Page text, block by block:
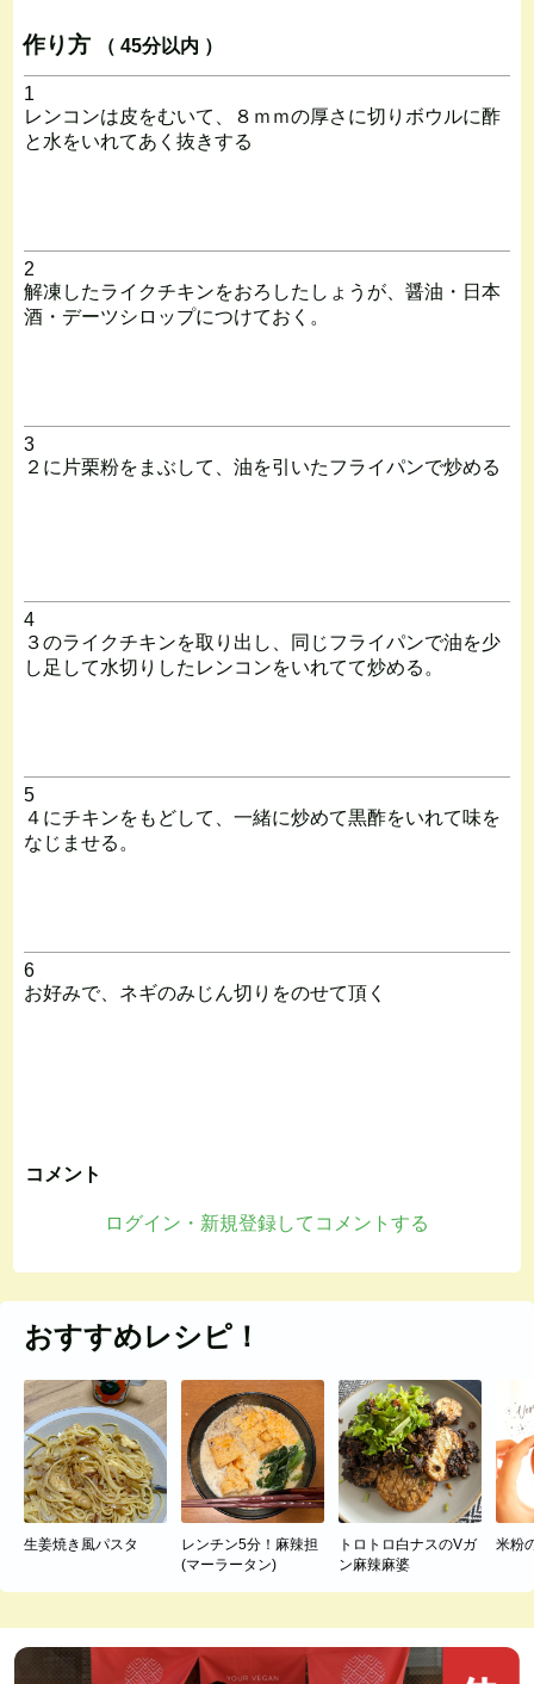
作り方 （ 45分以内 ）
1
レンコンは皮をむいて、８ｍｍの厚さに切りボウルに酢
と水をいれてあく抜きする
2
解凍したライクチキンをおろしたしょうが、醤油・日本
酒・デーツシロップにつけておく。
3
２に片栗粉をまぶして、油を引いたフライパンで炒める
4
３のライクチキンを取り出し、同じフライパンで油を少
し足して水切りしたレンコンをいれてて炒める。
5
４にチキンをもどして、一緒に炒めて黒酢をいれて味を
なじませる。
6
お好みで、ネギのみじん切りをのせて頂く
コメント
ログイン・新規登録してコメントする
おすすめレシピ！
生姜焼き風パスタ
レンチン5分！麻辣担
(マーラータン)
トロトロ白ナスのVガ
ン麻辣麻婆
米粉